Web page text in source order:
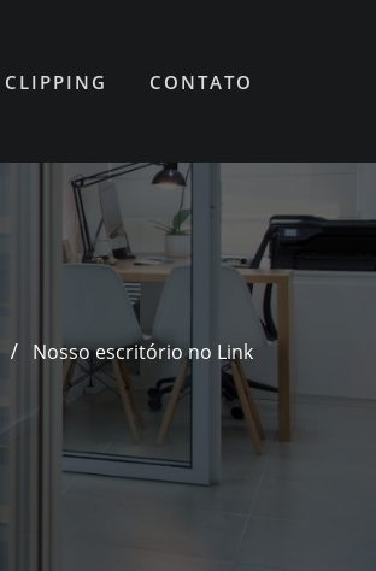
CLIPPING CONTATO
Nosso escritório no Link